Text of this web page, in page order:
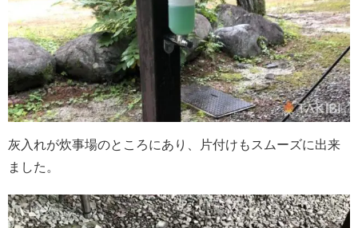
灰入れが炊事場のところにあり、片付けもスムーズに出来
ました。